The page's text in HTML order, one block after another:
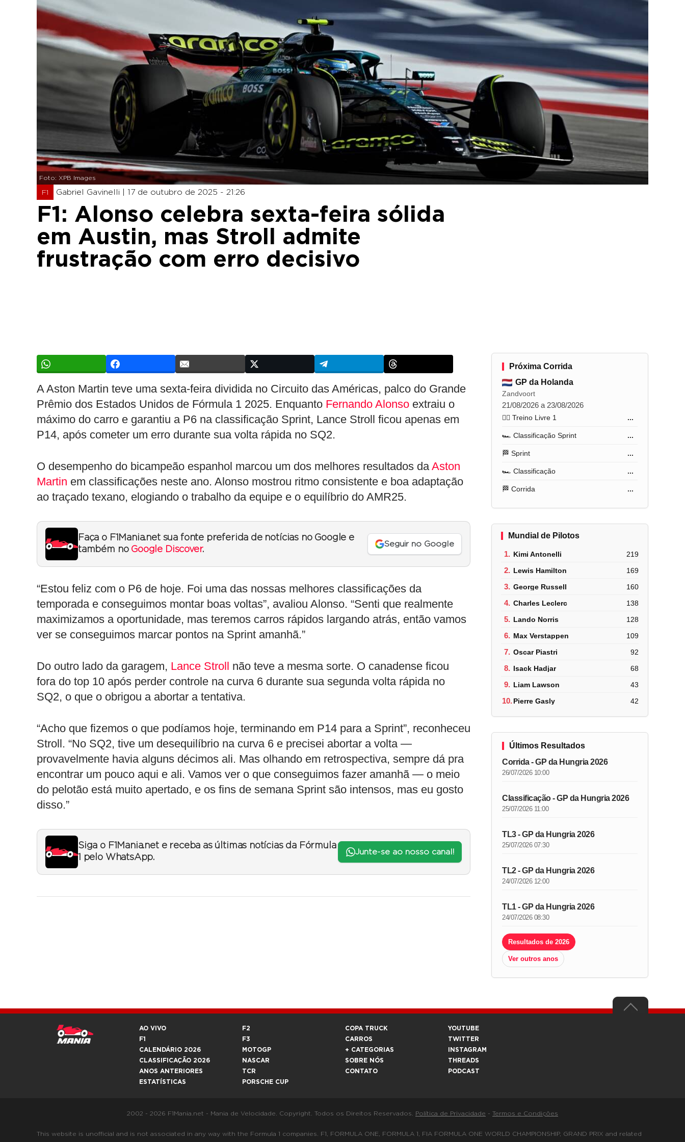
Foto: XPB Images
F1 Gabriel Gavinelli | 17 de outubro de 2025 - 21:26
F1: Alonso celebra sexta-feira sólida
em Austin, mas Stroll admite
frustração com erro decisivo
A Aston Martin teve uma sexta-feira dividida no Circuito das Américas, palco do Grande
Prêmio dos Estados Unidos de Fórmula 1 2025. Enquanto Fernando Alonso extraiu o
máximo do carro e garantiu a P6 na classificação Sprint, Lance Stroll ficou apenas em
P14, após cometer um erro durante sua volta rápida no SQ2.
O desempenho do bicampeão espanhol marcou um dos melhores resultados daAston
Martin em classificações neste ano. Alonso mostrou ritmo consistente e boa adaptação
ao traçado texano, elogiando o trabalho da equipe e o equilíbrio do AMR25.
Faça o F1Mania.net sua fonte preferida de notícias no Google e
também no Google Discover.
Seguir no Google
“Estou feliz com o P6 de hoje. Foi uma das nossas melhores classificações da
temporada e conseguimos montar boas voltas”, avaliou Alonso. “Senti que realmente
maximizamos a oportunidade, mas teremos carros rápidos largando atrás, então vamos
ver se conseguimos marcar pontos na Sprint amanhã.”
Do outro lado da garagem, Lance Stroll não teve a mesma sorte. O canadense ficou
fora do top 10 após perder controle na curva 6 durante sua segunda volta rápida no
SQ2, o que o obrigou a abortar a tentativa.
“Acho que fizemos o que podíamos hoje, terminando em P14 para a Sprint”, reconheceu
Stroll. “No SQ2, tive um desequilíbrio na curva 6 e precisei abortar a volta —
provavelmente havia alguns décimos ali. Mas olhando em retrospectiva, sempre dá pra
encontrar um pouco aqui e ali. Vamos ver o que conseguimos fazer amanhã — o meio
do pelotão está muito apertado, e os fins de semana Sprint são intensos, mas eu gosto
disso.”
Siga o F1Mania.net e receba as últimas notícias da Fórmula
1 pelo WhatsApp.
Junte-se ao nosso canal!
Próxima Corrida
GP da Holanda
Zandvoort
21/08/2026 a 23/08/2026
🏋️‍♂️ Treino Livre 1 ...
🏎️ Classificação Sprint ...
🏁 Sprint ...
🏎️ Classificação ...
🏁 Corrida ...
Mundial de Pilotos
1. Kimi Antonelli 219
2. Lewis Hamilton 169
3. George Russell 160
4. Charles Leclerc 138
5. Lando Norris 128
6. Max Verstappen 109
7. Oscar Piastri 92
8. Isack Hadjar 68
9. Liam Lawson 43
10.Pierre Gasly 42
Últimos Resultados
Corrida - GP da Hungria 2026
26/07/2026 10:00
Classificação - GP da Hungria 2026
25/07/2026 11:00
TL3 - GP da Hungria 2026
25/07/2026 07:30
TL2 - GP da Hungria 2026
24/07/2026 12:00
TL1 - GP da Hungria 2026
24/07/2026 08:30
Resultados de 2026
Ver outros anos
AO VIVO
F1
CALENDÁRIO 2026
CLASSIFICAÇÃO 2026
ANOS ANTERIORES
ESTATÍSTICAS
F2
F3
MOTOGP
NASCAR
TCR
PORSCHE CUP
COPA TRUCK
CARROS
+ CATEGORIAS
SOBRE NÓS
CONTATO
YOUTUBE
TWITTER
INSTAGRAM
THREADS
PODCAST
2002 - 2026 F1Mania.net - Mania de Velocidade. Copyright. Todos os Direitos Reservados. Política de Privacidade - Termos e Condições
This website is unofficial and is not associated in any way with the Formula 1 companies. F1, FORMULA ONE, FORMULA 1, FIA FORMULA ONE WORLD CHAMPIONSHIP, GRAND PRIX and related